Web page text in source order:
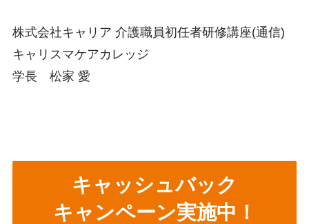
株式会社キャリア 介護職員初任者研修講座(通信)
キャリスマケアカレッジ
学長 松家 愛
キャッシュバック
キャンペーン実施中！